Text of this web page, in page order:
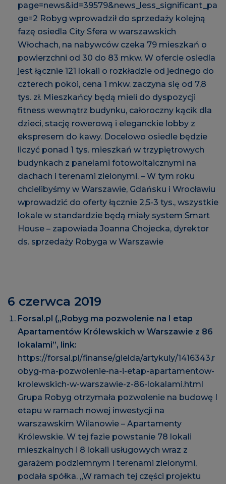
page=news&id=39579&news_less_significant_pa
ge=2 Robyg wprowadził do sprzedaży kolejną
fazę osiedla City Sfera w warszawskich
Włochach, na nabywców czeka 79 mieszkań o
powierzchni od 30 do 83 mkw. W ofercie osiedla
jest łącznie 121 lokali o rozkładzie od jednego do
czterech pokoi, cena 1 mkw. zaczyna się od 7,8
tys. zł. Mieszkańcy będą mieli do dyspozycji
fitness wewnątrz budynku, całoroczny kącik dla
dzieci, stację rowerową i eleganckie lobby z
ekspresem do kawy. Docelowo osiedle będzie
liczyć ponad 1 tys. mieszkań w trzypiętrowych
budynkach z panelami fotowoltaicznymi na
dachach i terenami zielonymi. – W tym roku
chcielibyśmy w Warszawie, Gdańsku i Wrocławiu
wprowadzić do oferty łącznie 2,5-3 tys., wszystkie
lokale w standardzie będą miały system Smart
House – zapowiada Joanna Chojecka, dyrektor
ds. sprzedaży Robyga w Warszawie
6 czerwca 2019
Forsal.pl („Robyg ma pozwolenie na I etap
Apartamentów Królewskich w Warszawie z 86
lokalami”, link:
https://forsal.pl/finanse/gielda/artykuly/1416343,r
obyg-ma-pozwolenie-na-i-etap-apartamentow-
krolewskich-w-warszawie-z-86-lokalami.html
Grupa Robyg otrzymała pozwolenie na budowę I
etapu w ramach nowej inwestycji na
warszawskim Wilanowie – Apartamenty
Królewskie. W tej fazie powstanie 78 lokali
mieszkalnych i 8 lokali usługowych wraz z
garażem podziemnym i terenami zielonymi,
podała spółka. „W ramach tej części projektu